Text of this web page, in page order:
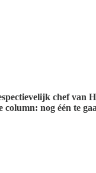
chef van
nog één te